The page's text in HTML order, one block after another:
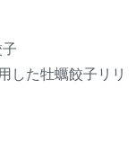
した牡蠣餃子リリ